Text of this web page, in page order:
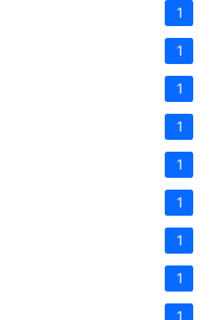
1
1
1
1
1
1
1
1
1